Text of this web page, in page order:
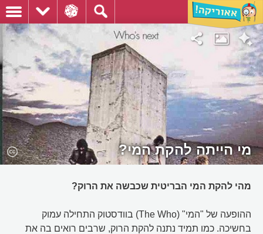
מי הייתה להקת המי?
מהי להקת המי הבריטית שכבשה את הרוק?
ההופעה של "המי" (The Who) בוודסטוק התחילה עמוק
בחשיכה. כמו תמיד נתנה להקת הרוק, שרבים רואים בה את